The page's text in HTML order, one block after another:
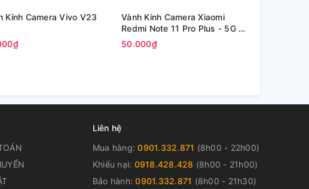
Kính Camera Vivo V23
Vành Kính Camera Xiaomi
Redmi Note 11 Pro Plus - 5G /
Redmi Note 11 Pro+ 5G
50.000₫
Liên hệ
Mua hàng:0901.332.871 (8h00 - 22h00)
Khiếu nại: 0918.428.428 (8h00 - 21h00)
Bảo hành:0901.332.871 (8h00 - 21h30)